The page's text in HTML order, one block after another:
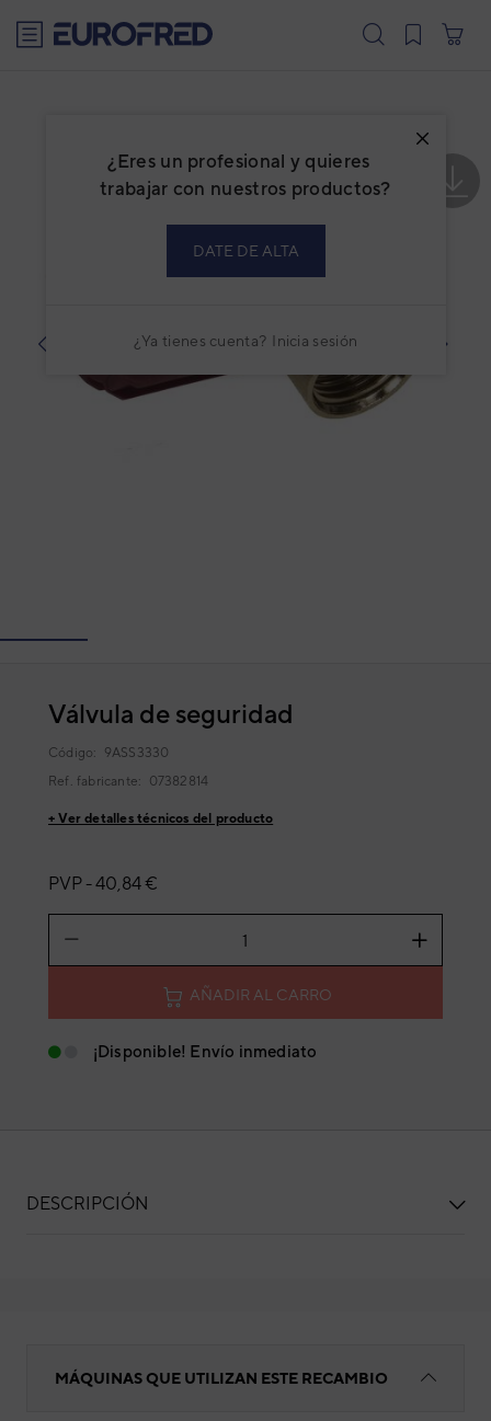
¿Eres un profesional y quieres
trabajar con nuestros productos?
DATE DE ALTA
¿Ya tienes cuenta? Inicia sesión
Válvula de seguridad
Código: 9ASS3330
Ref. fabricante: 07382814
+ Ver detalles técnicos del producto
PVP -40,84 €
AÑADIR AL CARRO
¡Disponible! Envío inmediato
DESCRIPCIÓN
MÁQUINAS QUE UTILIZAN ESTE RECAMBIO